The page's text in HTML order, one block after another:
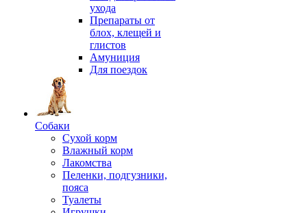
ухода
Препараты от
блох, клещей и
глистов
Амуниция
Для поездок
Собаки
Сухой корм
Влажный корм
Лакомства
Пеленки, подгузники,
пояса
Туалеты